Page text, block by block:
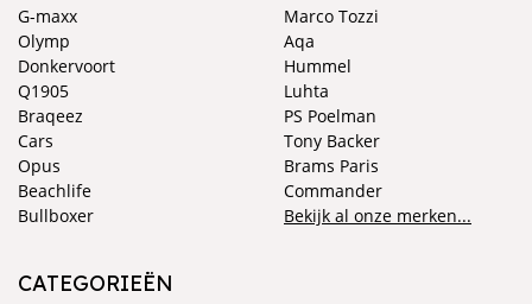
G-maxx
Olymp
Donkervoort
Q1905
Braqeez
Cars
Opus
Beachlife
Bullboxer
Marco Tozzi
Aqa
Hummel
Luhta
PS Poelman
Tony Backer
Brams Paris
Commander
Bekijk al onze merken...
CATEGORIEËN